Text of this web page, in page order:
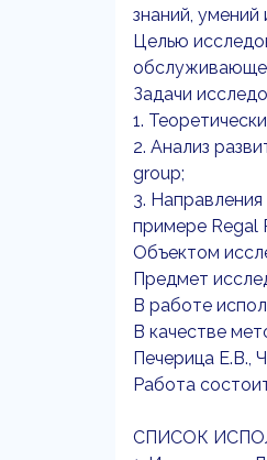
знаний,
Целью
Задачи
1.
2. Анализ
group;
3.
примере Regal
Объектом
Предмет
В работе
В качестве
Печерица Е.В.,
Работа
СПИСОК